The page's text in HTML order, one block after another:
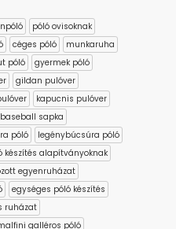
póló ovisoknak
céges póló
munkaruha
póló
gyermek póló
gildan pulóver
kapucnis pulóver
baseball sapka
póló
legénybúcsúra póló
készítés alapítványoknak
egyenruházat
egységes póló készítés
ruházat
galléros póló